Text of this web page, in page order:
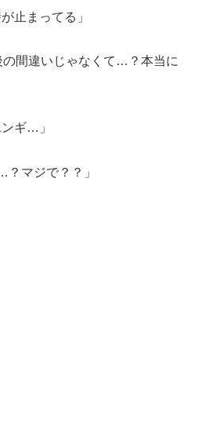
止まってる」
の間違いじゃなくて…？本当に
ギ…」
？マジで？？」